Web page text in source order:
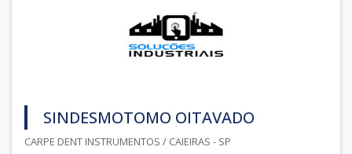
SINDESMOTOMO OITAVADO
CARPE DENT INSTRUMENTOS / CAIEIRAS - SP